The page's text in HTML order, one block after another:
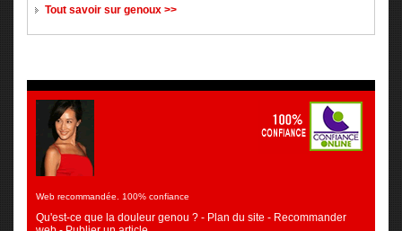
Tout savoir sur genoux >>
Web recommandée. 100% confiance
Qu'est-ce que la douleur genou ?- Plan du site - Recommander